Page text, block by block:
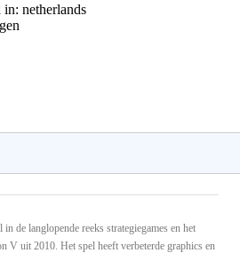
in: netherlands
de langlopende reeks strategiegames en het
V uit 2010. Het spel heeft verbeterde graphics en